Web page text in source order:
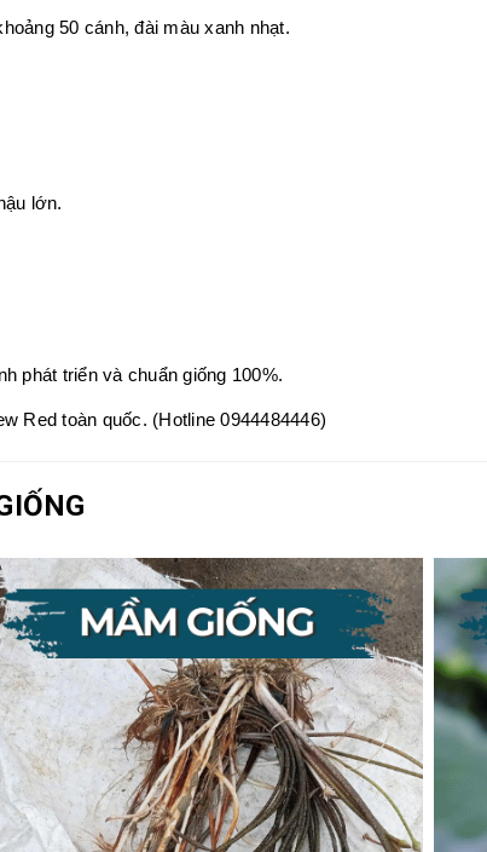
50 cánh, đài màu xanh nhạt.
lớn.
phát triển và chuẩn giống 100%.
Red toàn quốc. (Hotline 0944484446)